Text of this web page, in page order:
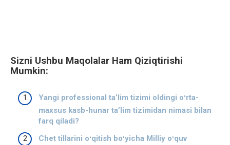
Sizni Ushbu Maqolalar Ham Qiziqtirishi
Mumkin:
Yangi professional taʼlim tizimi oldingi oʻrta-
maxsus kasb-hunar taʼlim tizimidan nimasi bilan
farq qiladi?
Chet tillarini oʻqitish boʻyicha Milliy oʻquv